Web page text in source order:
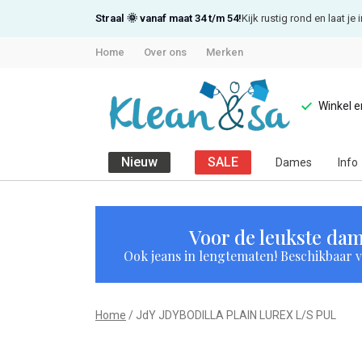
Straal 🌞 vanaf maat 34 t/m 54!Kijk rustig rond en laat je
Home Over ons Merken
Winkel
Nieuw SALE Dames Info
JDYBODILLA
PLAIN
LUREX
Voor de leukste
Ook jeans in lengtematen! Beschikbaar
Home JdY JDYBODILLA PLAIN LUREX L/S PUL